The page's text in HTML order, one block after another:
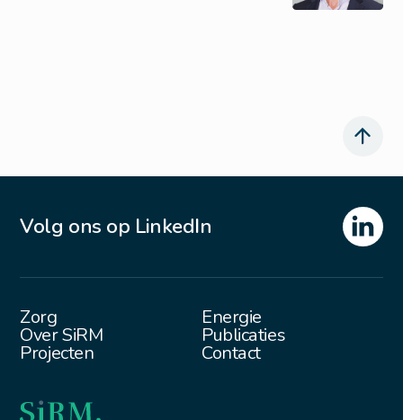
Zorg Energie
Over SiRM Publicaties
Projecten Contact
Volg ons op LinkedIn